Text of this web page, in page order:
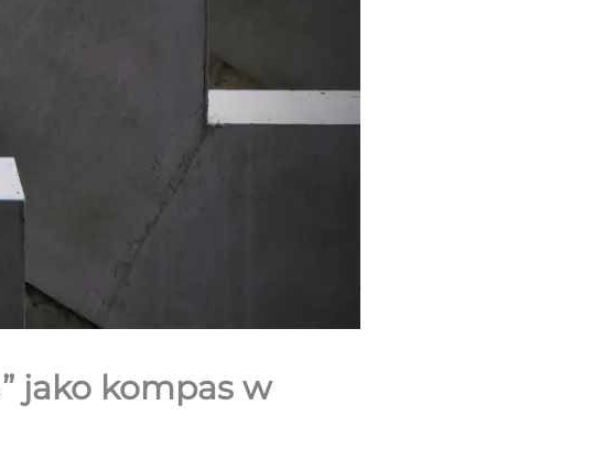
jako kompas w